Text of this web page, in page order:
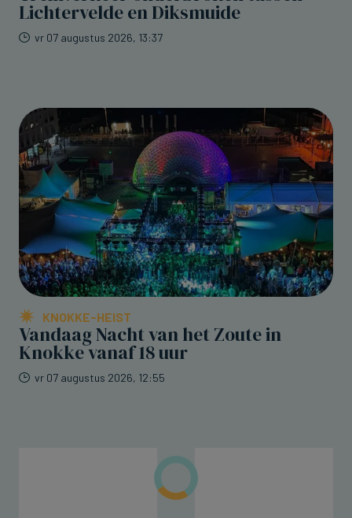
Lichtervelde en Diksmuide
vr 07 augustus 2026, 13:37
KNOKKE-HEIST
Vandaag Nacht van het Zoute in
Knokke vanaf 18 uur
vr 07 augustus 2026, 12:55